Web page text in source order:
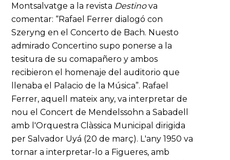
Montsalvatge a la revista Destinova
comentar: “Rafael Ferrer dialogó con
Szeryng en el Concerto de Bach. Nuesto
admirado Concertino supo ponerse a la
tesitura de su comapañero y ambos
recibieron el homenaje del auditorio que
llenaba el Palacio de la Música”. Rafael
Ferrer, aquell mateix any, va interpretar de
nou el Concert de Mendelssohn a Sabadell
amb l'Orquestra Clàssica Municipal dirigida
per Salvador Uyá (20 de març). L'any 1950 va
tornar a interpretar-lo a Figueres, amb